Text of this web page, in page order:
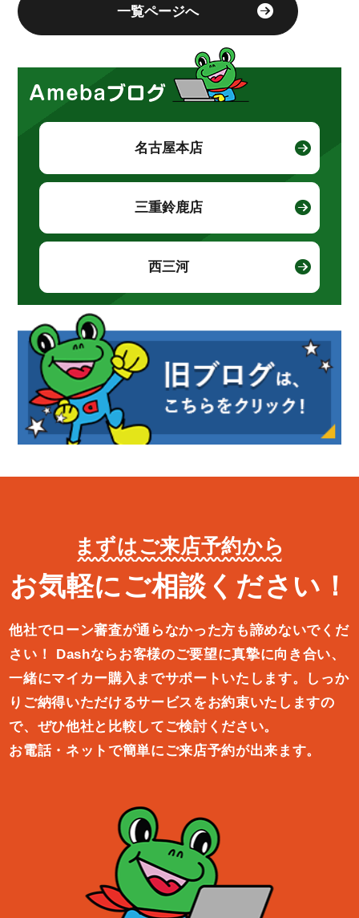
一覧ページへ
名古屋本店
三重鈴鹿店
西三河
まずはご来店予約から
お気軽にご相談ください！
他社でローン審査が通らなかった方も諦めないでくだ
さい！
Dashならお客様のご要望に真摯に向き合い、
一緒にマイカー購入ま でサポートいたします。しっか
りご納得いただけるサービスをお約束いたしますの
で、ぜひ他社と比較してご検討ください。
お電話・ネットで簡単にご来店予約が出来ます。